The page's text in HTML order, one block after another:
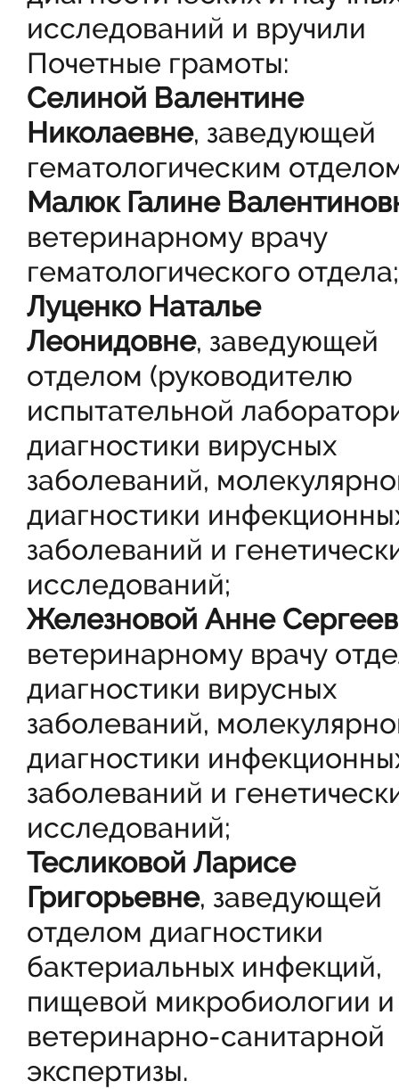
исследований и вручили
Почетные грамоты:
Селиной Валентине
Николаевне, заведующей
гематологическим
Малюк Галине
ветеринарному врачу
гематологического отдела;
Луценко Наталье
Леонидовне, заведующей
отделом (руководителю
испытательной
диагностики вирусных
заболеваний,
диагностики
заболеваний и
исследований;
Железновой Анне
ветеринарному врачу
диагностики вирусных
заболеваний,
диагностики
заболеваний и
исследований;
Тесликовой Ларисе
Григорьевне, заведующей
отделом диагностики
бактериальных инфекций,
пищевой микробиологии и
ветеринарно-санитарной
экспертизы.